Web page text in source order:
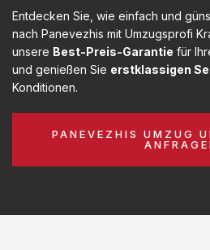
Entdecken Sie, wie einfach und
nach Panevezhis mit Umzugsprofi
unsere Best-Preis-Garantie für
und genießen Sie erstklassigen
Konditionen.
PANEVEZHIS UMZUG